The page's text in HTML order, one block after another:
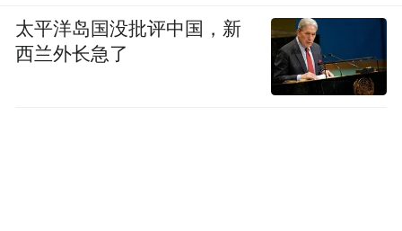
太平洋岛国没批评中国，新
西兰外长急了